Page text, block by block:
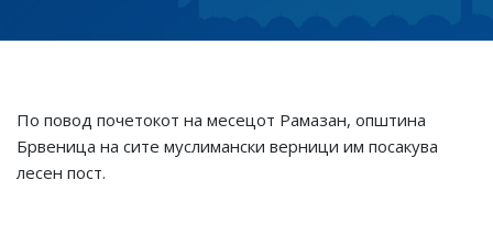
По повод почетокот на месецот Рамазан, општина
Брвеница на сите муслимански верници им посакува
лесен пост.